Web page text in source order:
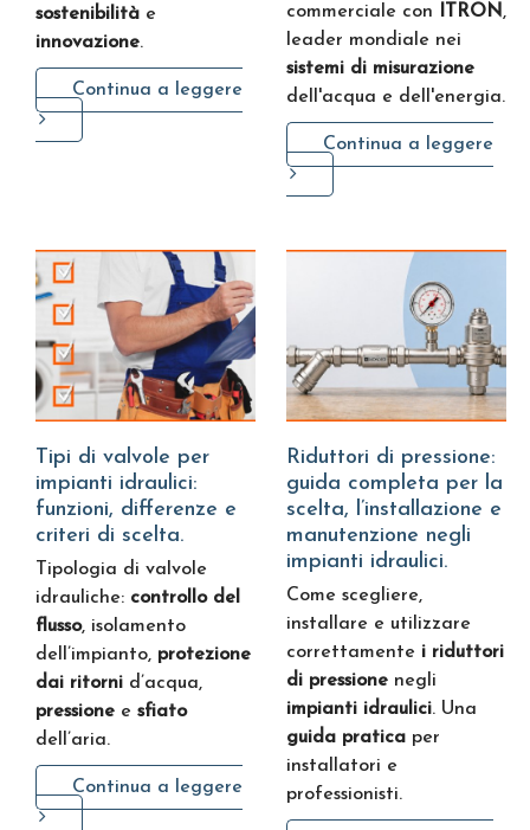
sostenibilità e
innovazione.
Continua a leggere
commerciale con ITRON,
leader mondiale nei
sistemi di misurazione
dell'acqua e dell'energia.
Continua a leggere
Tipi di valvole per
impianti idraulici:
funzioni, differenze e
criteri di scelta.
Tipologia di valvole
idrauliche: controllo del
flusso, isolamento
dell’impianto, protezione
dai ritorni d’acqua,
pressione e sfiato
dell’aria.
Continua a leggere
Riduttori di pressione:
guida completa per la
scelta, l’installazione e
manutenzione negli
impianti idraulici.
Come scegliere,
installare e utilizzare
correttamente i riduttori
di pressione negli
impianti idraulici. Una
guida pratica per
installatori e
professionisti.